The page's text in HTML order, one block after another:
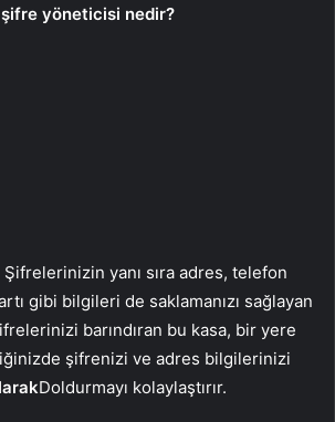
yöneticisi nedir?
Şifrelerinizin yanı sıra adres, telefon
gibi bilgileri de saklamanızı sağlayan
barındıran bu kasa, bir yere
şifrenizi ve adres bilgilerinizi
Doldurmayı kolaylaştırır.